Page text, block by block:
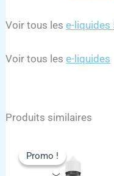
Voir tous lese-liquides
Voir tous lese-liquides
Produits similaires
Promo !
Promo !